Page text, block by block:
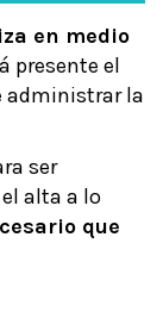
en medio
presente el
administrar la
ser
alta a lo
que